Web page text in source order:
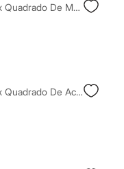
Óculos De Sol Unissex Quadrado De Metal Triton Dourado
Óculos De Sol Unissex Quadrado De Acetato Transparente